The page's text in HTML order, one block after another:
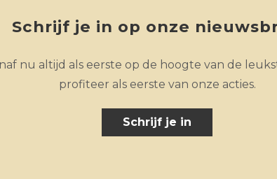
Schrijf je in op onze
nu altijd als eerste op de hoogte van de
profiteer als eerste van onze acties.
Schrijf je in